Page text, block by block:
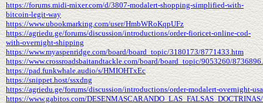
https://forums.midi-mixer.com/d/3807-modalert-shopping-simplified-with-
bitcoin-legit-way
https://www.ubookmarking.com/user/HmbWRoKqpUFz
https://agriedu.ge/forums/discussion/introductions/order-fioricet-online-cod-
with-overnight-shipping
https://www.myaspenridge.com/board/board_topic/3180173/8771433.htm
https://www.crossroadsbaitandtackle.com/board/board_topic/9053260/
https://pad.funkwhale.audio/s/HMIOHTxEc
https://snippet.host/ssxdng
https://agriedu.ge/forums/discussion/introductions/order-modalert-overnight-usa
https://www.gabitos.com/